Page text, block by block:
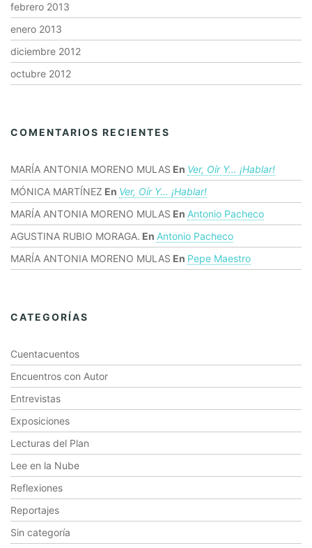
febrero 2013
enero 2013
diciembre 2012
octubre 2012
COMENTARIOS RECIENTES
MARÍA ANTONIA MORENO MULAS En Ver, Oír Y… ¡hablar!
MÓNICA MARTÍNEZ En Ver, Oír Y… ¡hablar!
MARÍA ANTONIA MORENO MULAS En Antonio Pacheco
AGUSTINA RUBIO MORAGA. En Antonio Pacheco
MARÍA ANTONIA MORENO MULAS En Pepe Maestro
CATEGORÍAS
Cuentacuentos
Encuentros con Autor
Entrevistas
Exposiciones
Lecturas del Plan
Lee en la Nube
Reflexiones
Reportajes
Sin categoría